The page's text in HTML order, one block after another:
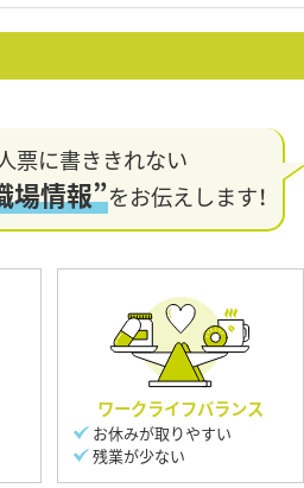
票に書ききれない
場情報”をお伝えします！
ワークライフバランス
お休みが取りやすい
残業が少ない